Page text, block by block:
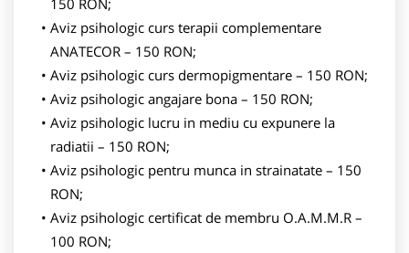
Aviz psihologic curs terapii complementare
ANATECOR – 150 RON;
Aviz psihologic curs dermopigmentare – 150 RON;
Aviz psihologic angajare bona – 150 RON;
Aviz psihologic lucru in mediu cu expunere la
radiatii – 150 RON;
Aviz psihologic pentru munca in strainatate – 150
RON;
Aviz psihologic certificat de membru O.A.M.M.R –
100 RON;